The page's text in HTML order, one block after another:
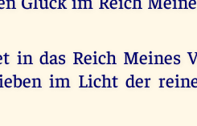
in das Reich Meines
im Licht der